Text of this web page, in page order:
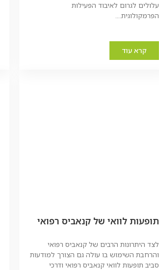
עלולים לגרום לאיבוד הפעילות
הפרמקולוגית....
קרא עוד
תופעות לוואי של קנאביס רפואי
לצד היתרונות הרבים של קנאביס רפואי
והרחבת השימוש בו עולה גם הצורך למודעות
סביב תופעות לוואי קנאביס רפואי ודרכי